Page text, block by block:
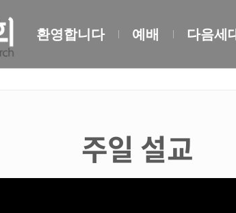
환영합니다 예배 다음세
주일 설교